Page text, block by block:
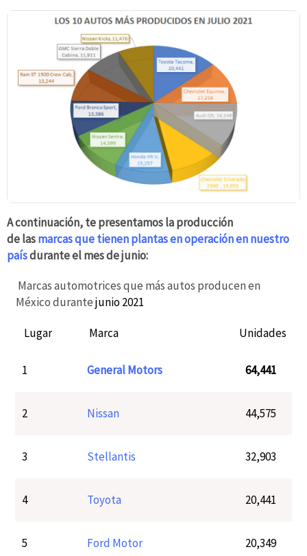
A continuación, te presentamos la producción
de lasmarcas que tienen plantas en operación en nuestro
paísdurante el mes de junio:
Marcas automotrices que más autos producen en
México durantejunio 2021
Lugar Marca Unidades
1 General Motors 64,441
2 Nissan 44,575
3 Stellantis 32,903
4 Toyota 20,441
5 Ford Motor 20,349